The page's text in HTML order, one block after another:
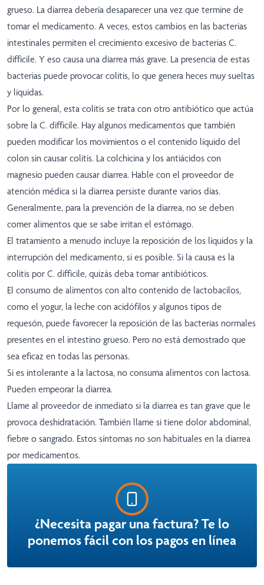
grueso. La diarrea debería desaparecer una vez que termine de
tomar el medicamento. A veces, estos cambios en las bacterias
intestinales permiten el crecimiento excesivo de bacterias C.
difficile. Y eso causa una diarrea más grave. La presencia de estas
bacterias puede provocar colitis, lo que genera heces muy sueltas
y líquidas.
Por lo general, esta colitis se trata con otro antibiótico que actúa
sobre la C. difficile. Hay algunos medicamentos que también
pueden modificar los movimientos o el contenido líquido del
colon sin causar colitis. La colchicina y los antiácidos con
magnesio pueden causar diarrea. Hable con el proveedor de
atención médica si la diarrea persiste durante varios días.
Generalmente, para la prevención de la diarrea, no se deben
comer alimentos que se sabe irritan el estómago.
El tratamiento a menudo incluye la reposición de los líquidos y la
interrupción del medicamento, si es posible. Si la causa es la
colitis por C. difficile, quizás deba tomar antibióticos.
El consumo de alimentos con alto contenido de lactobacilos,
como el yogur, la leche con acidófilos y algunos tipos de
requesón, puede favorecer la reposición de las bacterias normales
presentes en el intestino grueso. Pero no está demostrado que
sea eficaz en todas las personas.
Si es intolerante a la lactosa, no consuma alimentos con lactosa.
Pueden empeorar la diarrea.
Llame al proveedor de inmediato si la diarrea es tan grave que le
provoca deshidratación. También llame si tiene dolor abdominal,
fiebre o sangrado. Estos síntomas no son habituales en la diarrea
por medicamentos.
¿Necesita pagar una factura? Te lo
ponemos fácil con los pagos en línea